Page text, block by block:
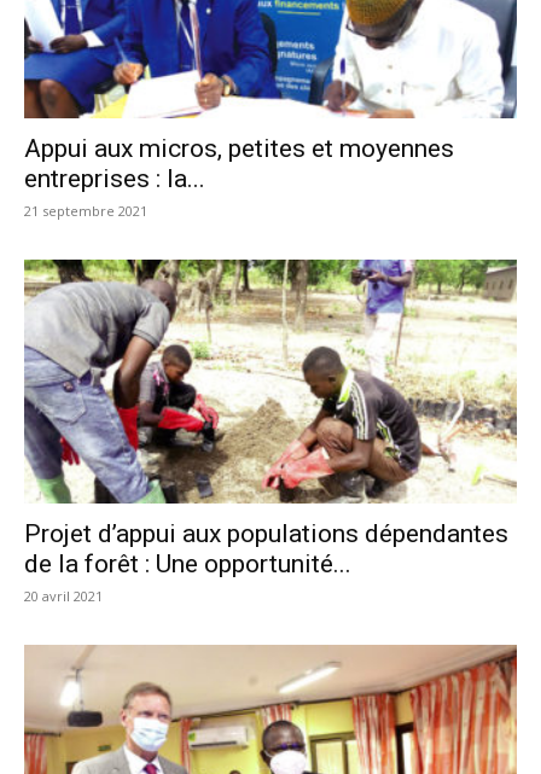
Appui aux micros, petites et moyennes
entreprises : la...
21 septembre 2021
Projet d’appui aux populations dépendantes
de la forêt : Une opportunité...
20 avril 2021